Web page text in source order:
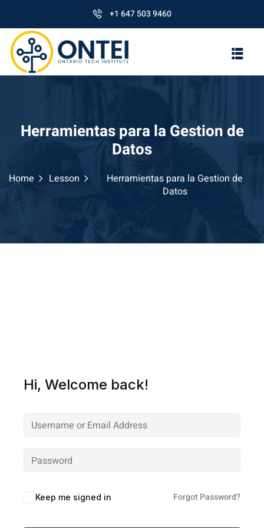
+1 647 503 9460
Herramientas para la Gestion de
Datos
Home Lesson
Herramientas para la Gestion de
Datos
Hi, Welcome back!
Keep me signed in Forgot Password?